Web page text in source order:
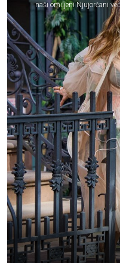
naši omiljeni Njujorčani